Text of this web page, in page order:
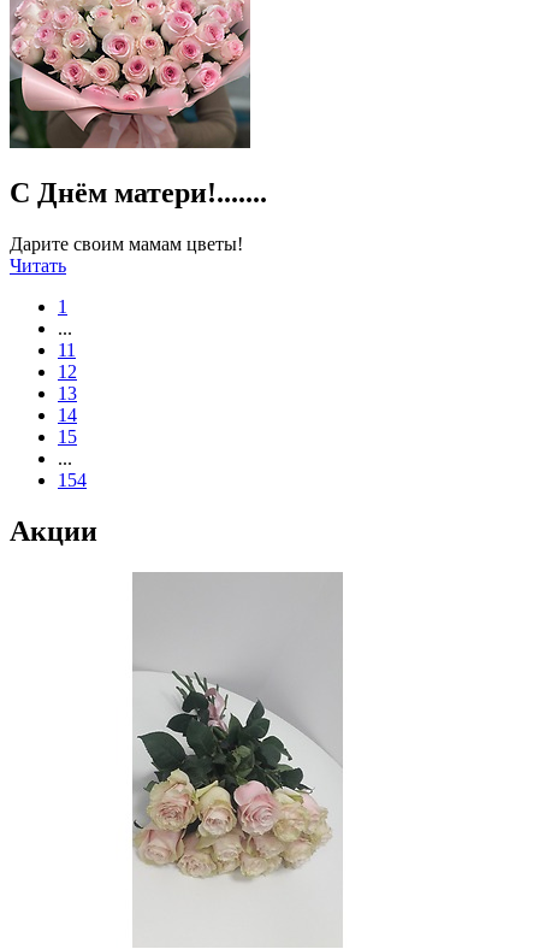
С Днём матери!.......
Дарите своим мамам цветы!
Читать
1
...
11
12
13
14
15
...
154
Акции